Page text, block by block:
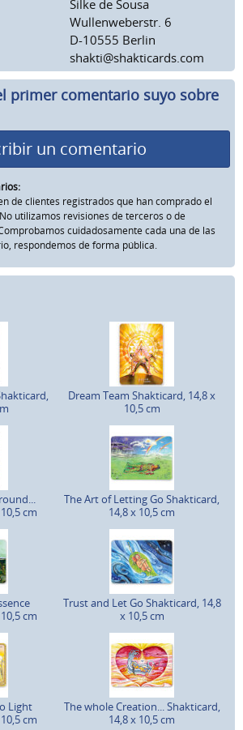
Silke de Sousa
Wullenweberstr. 6
D-10555 Berlin
shakti@shakticards.com
primer comentario suyo sobre
un comentario
de clientes registrados que han comprado el
utilizamos revisiones de terceros o de
cuidadosamente cada una de las
respondemos de forma pública.
Dream Team Shakticard, 14,8 x
10,5 cm
cm
The Art of Letting Go Shakticard,
14,8 x 10,5 cm
cm
Trust and Let Go Shakticard, 14,8
x 10,5 cm
Light
cm
The whole Creation... Shakticard,
14,8 x 10,5 cm